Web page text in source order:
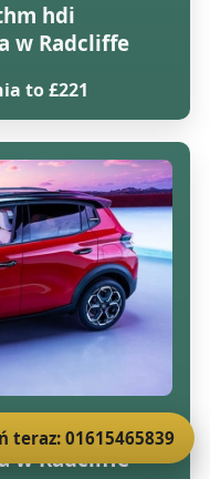
hdi
w Radcliffe
to £221
16v
w Radcliffe
teraz: 01615465839